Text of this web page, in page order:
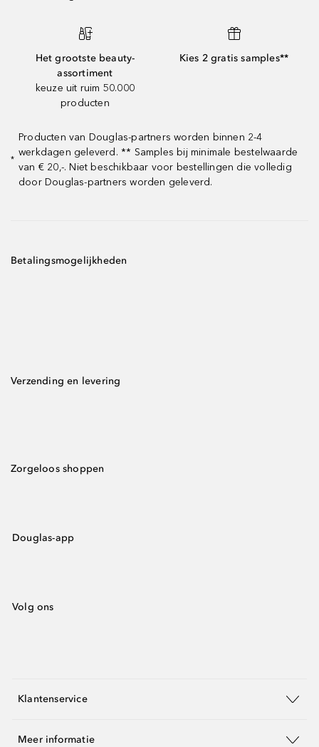
Het grootste beauty-
assortiment
keuze uit ruim 50.000
producten
Kies 2 gratis samples**
*
Producten van Douglas-partners worden binnen 2-4
werkdagen geleverd. ** Samples bij minimale bestelwaarde
van € 20,-. Niet beschikbaar voor bestellingen die volledig
door Douglas-partners worden geleverd.
Betalingsmogelijkheden
Verzending en levering
Zorgeloos shoppen
Douglas-app
Volg ons
Klantenservice
Meer informatie